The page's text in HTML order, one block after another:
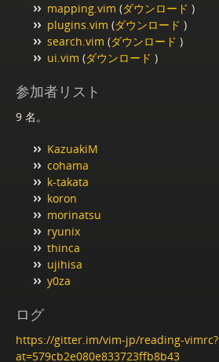
mapping.vim (ダウンロード )
plugins.vim (ダウンロード )
search.vim (ダウンロード )
ui.vim (ダウンロード )
参加者リスト
9 名。
KazuakiM
cohama
k-takata
koron
morinatsu
ryunix
thinca
ujihisa
y0za
ログ
https://gitter.im/vim-jp/reading-vimrc?
at=579cb2e080e833723ffb8b43